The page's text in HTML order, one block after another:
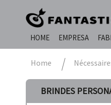
HOME
EMPRESA
Home
BRINDES